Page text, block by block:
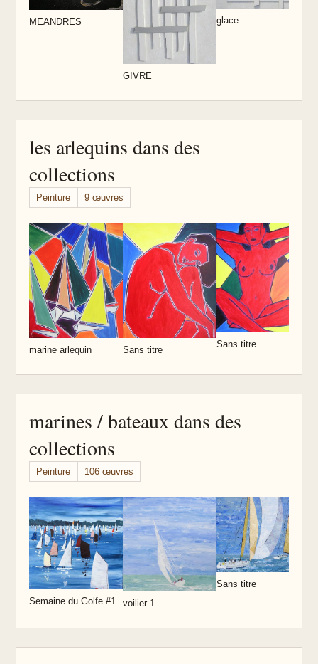
MEANDRES
GIVRE
glace
les arlequins dans des
collections
Peinture 9 œuvres
marine arlequin Sans titre
Sans titre
marines / bateaux dans des
collections
Peinture 106 œuvres
Semaine du Golfe #1 voilier 1
Sans titre